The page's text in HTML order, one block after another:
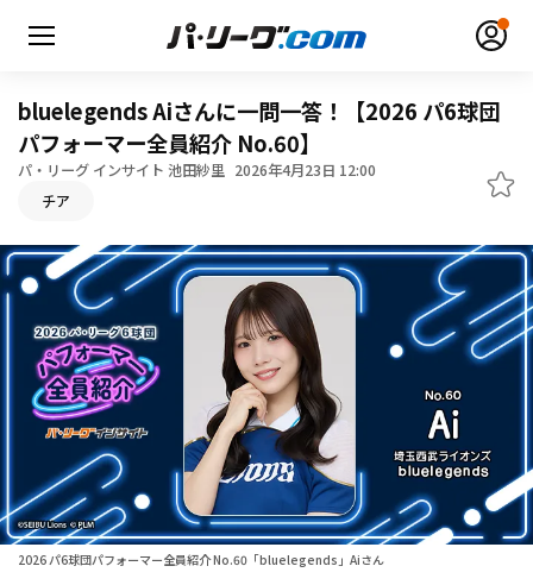
無料アカウント登録
HOME
動画
日程・結果
順位表･成績
1軍公式戦
ファーム東地区
選手名鑑
bluelegends Aiさんに一問一答！【2026 パ6球団
パフォーマー全員紹介 No.60】
パ・リーグ インサイト 池田紗里 2026年4月23日 12:00
チア
2026 パ6球団パフォーマー全員紹介 No.60「bluelegends」Aiさん